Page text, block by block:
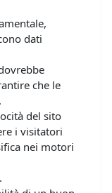
dati
che le
del sito
i visitatori
nei motori